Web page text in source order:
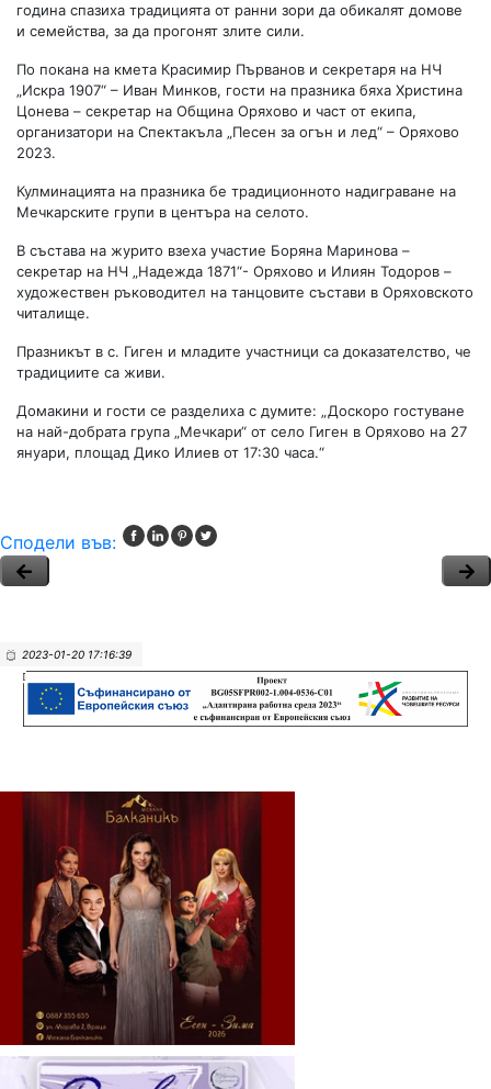
година спазиха традицията от ранни зори да обикалят домове
и семейства, за да прогонят злите сили.
По покана на кмета Красимир Първанов и секретаря на НЧ
„Искра 1907“ – Иван Минков, гости на празника бяха Христина
Цонева – секретар на Община Оряхово и част от екипа,
организатори на Спектакъла „Песен за огън и лед“ – Оряхово
2023.
Кулминацията на празника бе традиционното надиграване на
Мечкарските групи в центъра на селото.
В състава на журито взеха участие Боряна Маринова –
секретар на НЧ „Надежда 1871“- Оряхово и Илиян Тодоров –
художествен ръководител на танцовите състави в Оряховското
читалище.
Празникът в с. Гиген и младите участници са доказателство, че
традициите са живи.
Домакини и гости се разделиха с думите: „Доскоро гостуване
на най-добрата група „Мечкари“ от село Гиген в Оряхово на 27
януари, площад Дико Илиев от 17:30 часа.“
Сподели във:
2023-01-20 17:16:39